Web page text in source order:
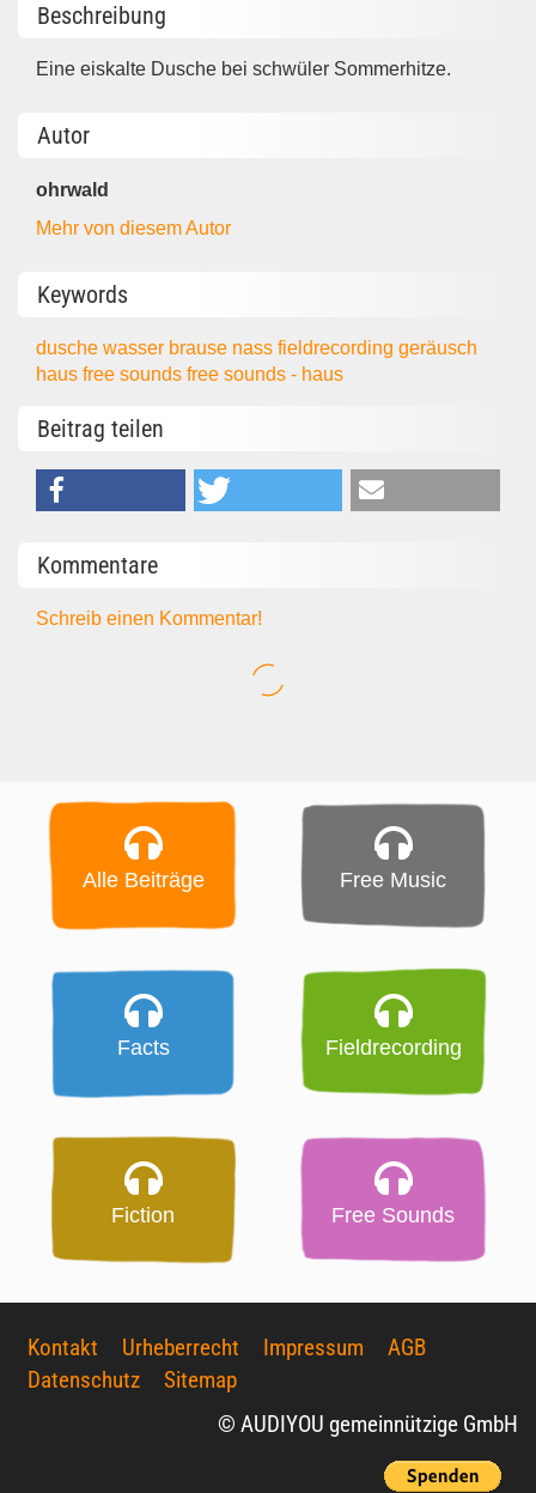
Beschreibung
Eine eiskalte Dusche bei schwüler Sommerhitze.
Autor
ohrwald
Mehr von diesem Autor
Keywords
duschewasser brause nassfieldrecordinggeräusch
hausfree soundsfree sounds - haus
Beitrag teilen
Kommentare
Schreib einen Kommentar!
Alle Beiträge Free Music
Facts Fieldrecording
Fiction Free Sounds
Kontakt Urheberrecht Impressum
AGB
Datenschutz
Sitemap
© AUDIYOU gemeinnützige GmbH